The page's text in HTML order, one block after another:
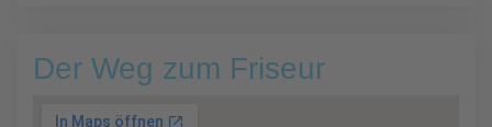
Der Weg zum Friseur